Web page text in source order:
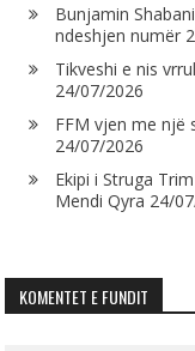
Bunjamin
ndeshjen numër
Tikveshi e nis
24/07/2026
FFM vjen me një
24/07/2026
Ekipi i Struga
Mendi Qyra 24/
KOMENTET E FUNDIT